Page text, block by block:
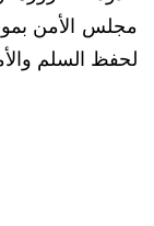
مجلس الأمن
لحفظ السلم